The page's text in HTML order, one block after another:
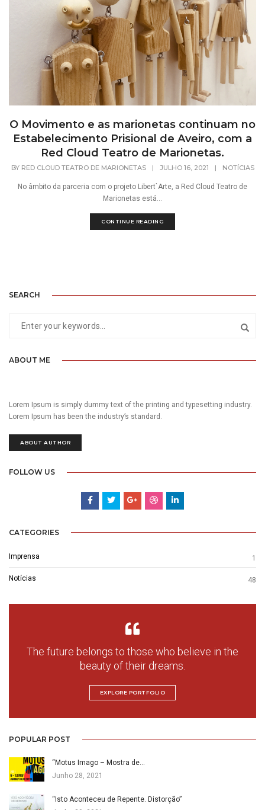
O Movimento e as marionetas continuam no
Estabelecimento Prisional de Aveiro, com a
Red Cloud Teatro de Marionetas.
BY RED CLOUD TEATRO DE MARIONETAS | JULHO 16, 2021 | NOTÍCIAS
No âmbito da parceria com o projeto Libert`Arte, a Red Cloud Teatro de
Marionetas está...
CONTINUE READING
SEARCH
ABOUT ME
Lorem Ipsum is simply dummy text of the printing and typesetting industry.
Lorem Ipsum has been the industry’s standard.
ABOUT AUTHOR
FOLLOW US
CATEGORIES
Imprensa 1
Notícias 48
The future belongs to those who believe in the
beauty of their dreams.
EXPLORE PORTFOLIO
POPULAR POST
“Motus Imago – Mostra de…
Junho 28, 2021
“Isto Aconteceu de Repente. Distorção”